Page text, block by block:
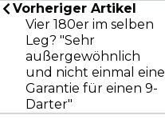
Vorheriger Artikel
Vier 180er im selben
Leg? "Sehr
außergewöhnlich
und nicht einmal eine
Garantie für einen 9-
Darter"